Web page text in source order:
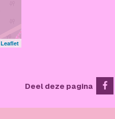
Leaflet
Deel deze pagina